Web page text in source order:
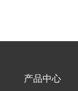
产品中心